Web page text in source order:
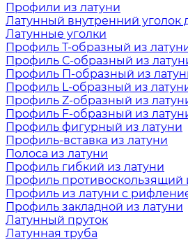
Профили из латуни
Латунный внутренний уголок
Латунные уголки
Профиль Т-образный из
Профиль С-образный из
Профиль П-образный из
Профиль L-образный из
Профиль Z-образный из
Профиль F-образный из
Профиль фигурный из латуни
Профиль-вставка из латуни
Полоса из латуни
Профиль гибкий из латуни
Профиль противоскользящий
Профиль из латуни с
Профиль закладной из латуни
Латунный пруток
Латунная труба